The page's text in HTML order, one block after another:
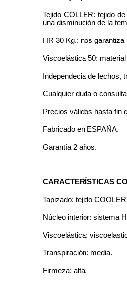
Tejido COLLER: tejido
una disminución de la
HR 30 Kg.: nos
Viscoelástica 50:
Independecia de lechos,
Cualquier duda o
Precios válidos hasta fin
Fabricado en ESPAÑA.
Garantía 2 años.
CARACTERÍSTICAS
Tapizado: tejido
Núcleo interior: sistema
Viscoelástica:
Transpiración: media.
Firmeza: alta.